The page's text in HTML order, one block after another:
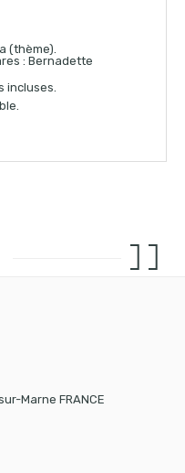
(thème).
: Bernadette
incluses.
Marne FRANCE